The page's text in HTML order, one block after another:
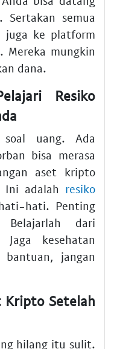
semua
juga ke platform
Mereka mungkin
dana.
Resiko
soal uang. Ada
bisa merasa
aset kripto
Ini adalah resiko
hati. Penting
dari
kesehatan
jangan
Kripto Setelah
hilang itu sulit.